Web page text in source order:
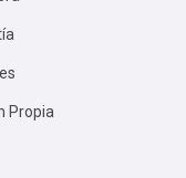
Propia